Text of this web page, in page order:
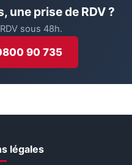
une prise de RDV ?
sous 48h.
90 735
légales